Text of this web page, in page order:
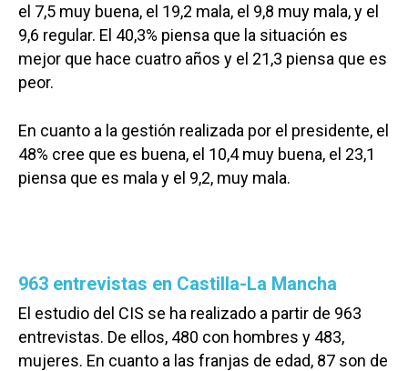
el 7,5 muy buena, el 19,2 mala, el 9,8 muy mala, y el
9,6 regular. El 40,3% piensa que la situación es
mejor que hace cuatro años y el 21,3 piensa que es
peor.
En cuanto a la gestión realizada por el presidente, el
48% cree que es buena, el 10,4 muy buena, el 23,1
piensa que es mala y el 9,2, muy mala.
963 entrevistas en Castilla-La Mancha
El estudio del CIS se ha realizado a partir de 963
entrevistas. De ellos, 480 con hombres y 483,
mujeres. En cuanto a las franjas de edad, 87 son de